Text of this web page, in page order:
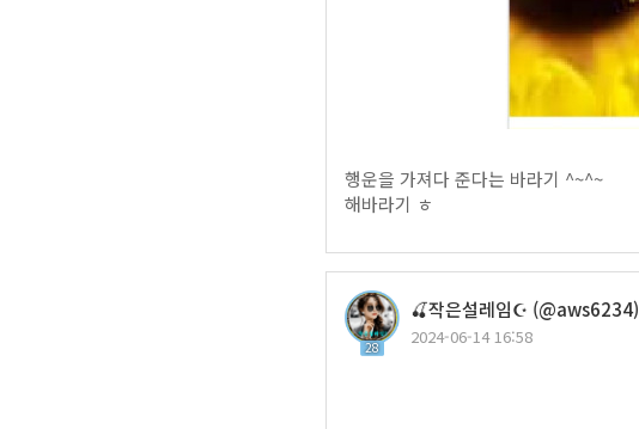
행운을 가져다 준다는 바라기 ^~^~
해바라기 ㅎ
28
🍒작은설레임☪️ (@aws6234)
2024-06-14 16:58